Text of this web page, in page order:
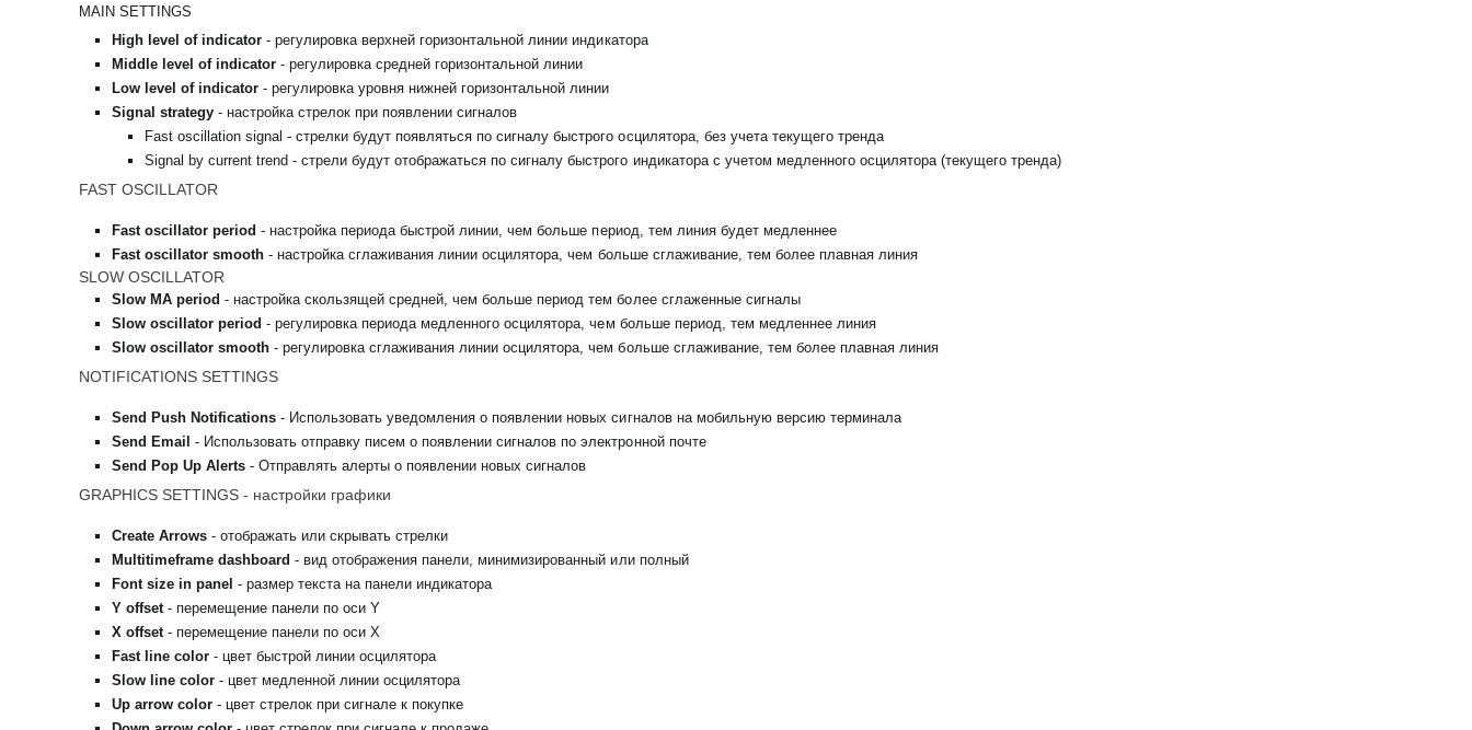
MAIN SETTINGS
High level of indicator- регулировка верхней горизонтальной линии индикатора
Middle level of indicator - регулировка средней горизонтальной линии
Low level of indicator - регулировка уровня нижней горизонтальной линии
Signal strategy - настройка стрелок при появлении сигналов
Fast oscillation signal - стрелки будут появляться по сигналу быстрого осцилятора, без учета текущего тренда
Signal by current trend - стрели будут отображаться по сигналу быстрого индикатора с учетом медленного осцилятора (текущего тренда)
FAST OSCILLATOR
Fast oscillator period- настройка периода быстрой линии, чем больше период, тем линия будет медленнее
Fast oscillator smooth - настройка сглаживания линии осцилятора, чем больше сглаживание, тем более плавная линия
SLOW OSCILLATOR
Slow MA period- настройка скользящей средней, чем больше период тем более сглаженные сигналы
Slow oscillator period- регулировка периода медленного осцилятора, чем больше период, тем медленнее линия
Slow oscillator smooth - регулировка сглаживания линии осцилятора, чем больше сглаживание, тем более плавная линия
NOTIFICATIONS SETTINGS
Send Push Notifications- Использовать уведомления о появлении новых сигналов на мобильную версию терминала
Send Email- Использовать отправку писем о появлении сигналов по электронной почте
Send Pop Up Alerts - Отправлять алерты о появлении новых сигналов
GRAPHICS SETTINGS - настройки графики
Create Arrows - отображать или скрывать стрелки
Multitimeframe dashboard - вид отображения панели, минимизированный или полный
Font size in panel- размер текста на панели индикатора
Y offset - перемещение панели по оси Y
X offset- перемещение панели по оси X
Fast line color - цвет быстрой линии осцилятора
Slow line color- цвет медленной линии осцилятора
Up arrow color- цвет стрелок при сигнале к покупке